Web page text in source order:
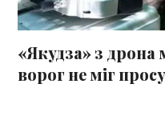
«Якудза» з дрона
ворог не міг